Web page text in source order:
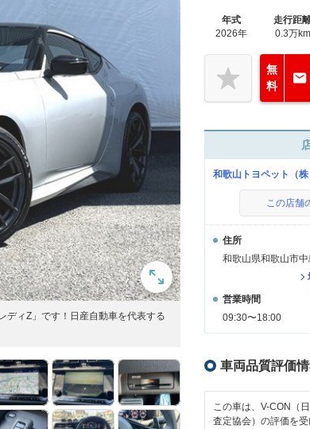
ィZ」です！日産自動車を代表する
年式
2026年
走行距
0.3万km
無
料
和歌山トヨペット（
この店舗
住所
和歌山県和歌山市
営業時間
09:30〜18:00
車両品質評価
この車は、V-CON（
査定協会）の評価を